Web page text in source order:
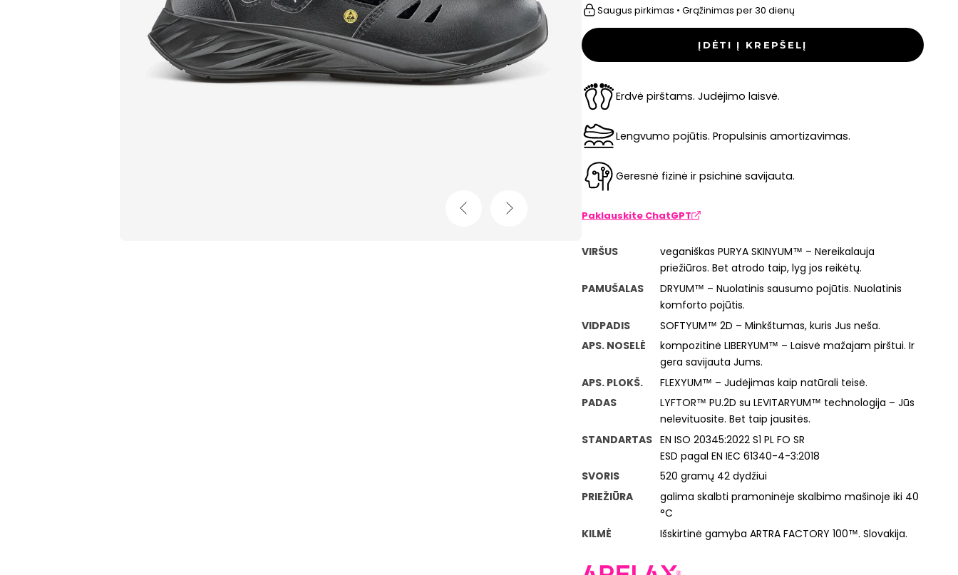
Saugus pirkimas • Grąžinimas per 30 dienų
ĮDĖTI Į KREPŠELĮ
Erdvė pirštams. Judėjimo laisvė.
Lengvumo pojūtis. Propulsinis amortizavimas.
Geresnė fizinė ir psichinė savijauta.
Paklauskite ChatGPT
VIRŠUS
veganiškas PURYA SKINYUM™ – Nereikalauja
priežiūros. Bet atrodo taip, lyg jos reikėtų.
PAMUŠALAS
DRYUM™ – Nuolatinis sausumo pojūtis. Nuolatinis
komforto pojūtis.
VIDPADIS
SOFTYUM™ 2D – Minkštumas, kuris Jus neša.
APS. NOSELĖ
kompozitinė LIBERYUM™ – Laisvė mažajam pirštui. Ir
gera savijauta Jums.
APS. PLOKŠ.
FLEXYUM™ – Judėjimas kaip natūrali teisė.
PADAS
LYFTOR™ PU.2D su LEVITARYUM™ technologija – Jūs
nelevituosite. Bet taip jausitės.
STANDARTAS EN ISO 20345:2022 S1 PL FO SR
ESD pagal EN IEC 61340-4-3:2018
SVORIS
520 gramų 42 dydžiui
PRIEŽIŪRA
galima skalbti pramoninėje skalbimo mašinoje iki 40
°C
KILMĖ
Išskirtinė gamyba ARTRA FACTORY 100™. Slovakija.